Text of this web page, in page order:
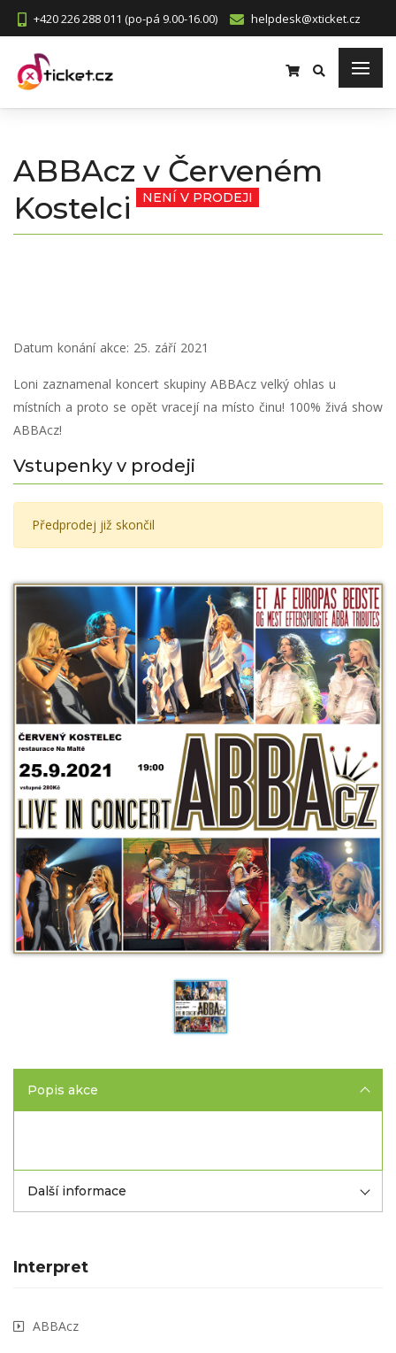
+420 226 288 011 (po-pá 9.00-16.00) helpdesk@xticket.cz
ABBAcz v Červeném
Kostelci
NENÍ V PRODEJI
Datum konání akce: 25. září 2021
Loni zaznamenal koncert skupiny ABBAcz velký ohlas u
místních a proto se opět vracejí na místo činu! 100% živá show
ABBAcz!
Vstupenky v prodeji
Předprodej již skončil
Popis akce
Další informace
Interpret
ABBAcz